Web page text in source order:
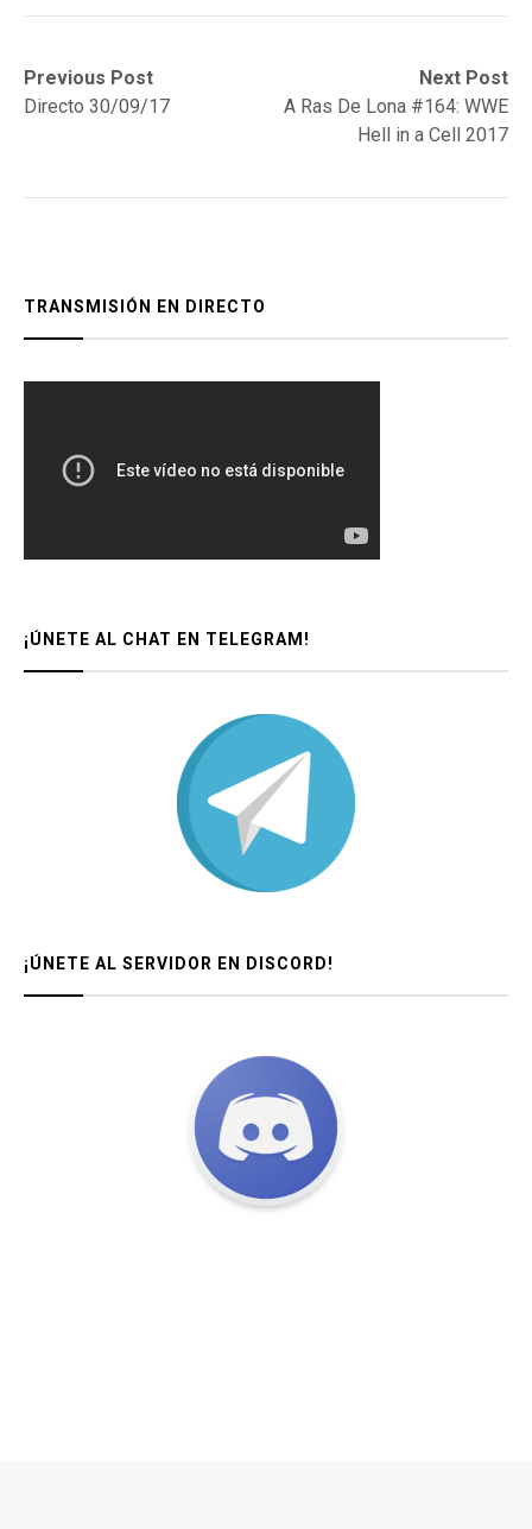
Navegación
de
Previous Post
Previous
post:Directo 30/09/17
Next Post
Next
post:
A Ras De Lona #164: WWE
Hell in a Cell 2017
TRANSMISIÓN EN DIRECTO
¡ÚNETE AL CHAT EN TELEGRAM!
¡ÚNETE AL SERVIDOR EN DISCORD!